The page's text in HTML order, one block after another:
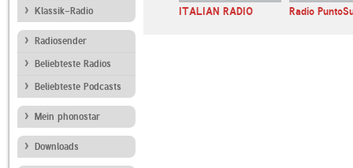
Klassik-Radio
Radiosender
Beliebteste Radios
Beliebteste Podcasts
Mein phonostar
Downloads
Italian Dance Network ITALIAN RADIO Radio